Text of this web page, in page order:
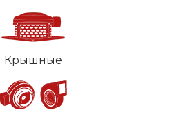
Крышные